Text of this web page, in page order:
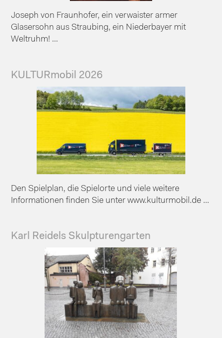
Joseph von Fraunhofer, ein verwaister armer
Glasersohn aus Straubing, ein Niederbayer mit
Weltruhm! ...
KULTURmobil 2026
Den Spielplan, die Spielorte und viele weitere
Informationen finden Sie unter www.kulturmobil.de ...
Karl Reidels Skulpturengarten